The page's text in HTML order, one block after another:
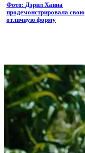
Фото: Дэрил Ханна
продемонстрировала свою
отличную форму